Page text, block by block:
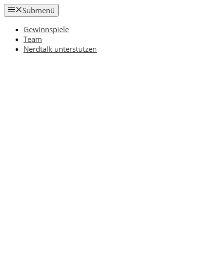
Zum
Inhalt
springen
Submenü
Gewinnspiele
Team
Nerdtalk unterstützen